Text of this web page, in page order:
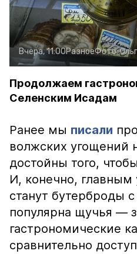
Вчера, 11:00РазноеФото:
Продолжаем
Селенским Исадам
Ранее мы писали
волжских угощений
достойны того,
И, конечно,
станут бутерброды
популярна щучья —
гастрономические
сравнительно